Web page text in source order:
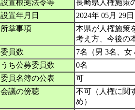
設置根拠法令等
長崎県人権施策
設置年月日
2024年 05月 29日
所掌事項
本県が人権施策
考え方、今後の
委員数
7名（男 3名、女
うち公募委員数
0名
委員名簿の公表
可
会議の傍聴
不可（人権に関
め）